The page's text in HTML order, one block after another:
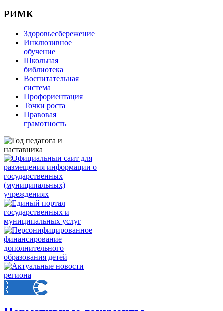
РИМК
Здоровьесбережение
Инклюзивное
обучение
Школьная
библиотека
Воспитательная
система
Профориентация
Точки роста
Правовая
грамотность